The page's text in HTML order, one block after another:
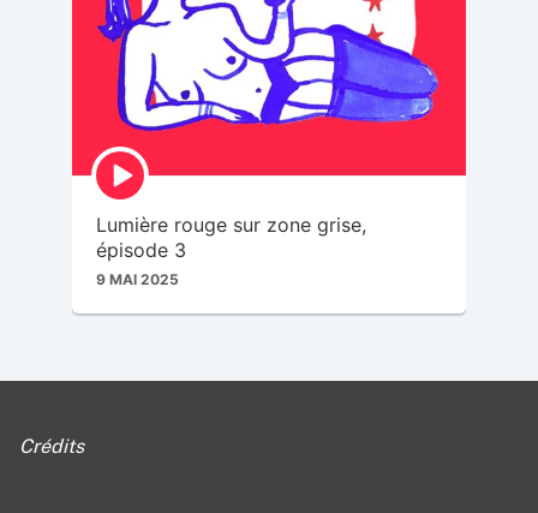
Episode
play
Lumière rouge sur zone grise,
épisode 3
9 MAI 2025
Crédits